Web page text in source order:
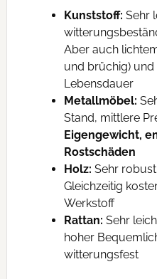
Kunststoff: Sehr
Aber auch
und brüchig)
Lebensdauer
Metallmöbel:
Stand, mittlere
Eigengewicht,
Rostschäden
Holz: Sehr
Gleichzeitig
Werkstoff
Rattan: Sehr
hoher
witterungsfest